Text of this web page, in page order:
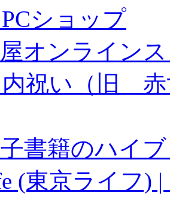
ショップ
オンライン
祝い（旧 赤
書籍のハイ
(東京ライフ)